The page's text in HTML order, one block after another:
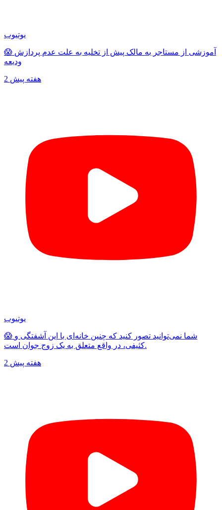
یوتیوب
😱 آموزشی از مستاجر به مالک پیش از تخلیه به علت عدم پردازش
ودیعه
2 هفته پیش
یوتیوب
😱 شما نمی‌توانید تصور کنید که چنین خانه‌ای با این آشفتگی و
کثیفی، در واقع متعلق به یک زوج جوان است.
2 هفته پیش